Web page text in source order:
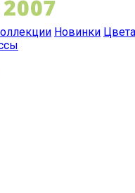
Новинки Цвета